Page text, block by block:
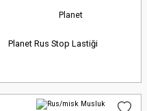
Planet
Planet Rus Stop Lastiği